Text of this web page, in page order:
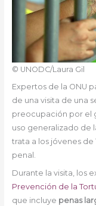
© UNODC/Laura Gil
Expertos de la ONU
de una visita de una
preocupación por el
uso generalizado de
trata a los jóvenes de
penal.
Durante la visita, los
Prevención de la
que incluye penas